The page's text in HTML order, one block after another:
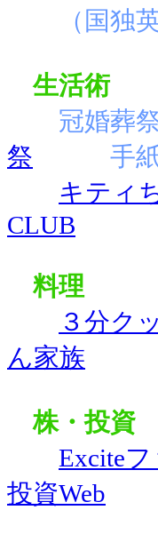
（国独英
生活術
冠婚葬
祭
手
キティ
CLUB
料理
３分ク
ん家族
株・投資
Excite
投資Web